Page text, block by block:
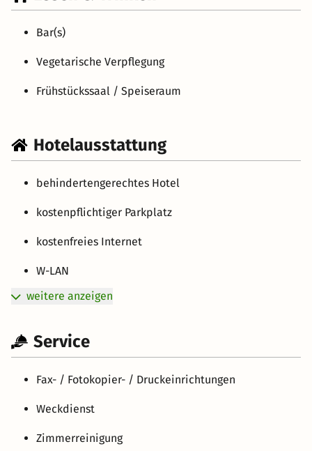
Bar(s)
Vegetarische Verpflegung
Frühstückssaal / Speiseraum
Hotelausstattung
behindertengerechtes Hotel
kostenpflichtiger Parkplatz
kostenfreies Internet
W-LAN
weitere anzeigen
Service
Fax- / Fotokopier- / Druckeinrichtungen
Weckdienst
Zimmerreinigung